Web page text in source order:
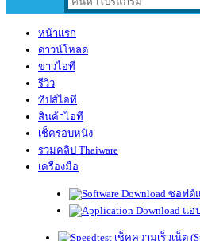
หน้าแรก
ดาวน์โหลด
ข่าวไอที
รีวิว
ทิปส์ไอที
สินค้าไอที
เช็ครอบหนัง
รวมคลิป Thaiware
เครื่องมือ
ซอฟต์
แอ
เช็คความเร็วเน็ต